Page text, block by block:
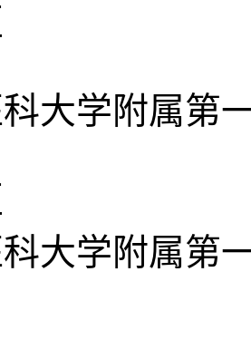
大学附属第
大学附属第